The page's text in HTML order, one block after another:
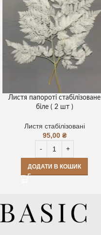
Листя папороті стабілізоване
біле ( 2 шт )
Листя стабілізовані
95,00 ₴
ДОДАТИ В КОШИК